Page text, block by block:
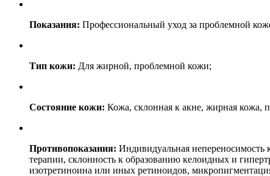
Показания: Профессиональный уход за проблемной
Тип кожи: Для жирной, проблемной кожи;
Состояние кожи: Кожа, склонная к акне, жирная кожа,
Противопоказания: Индивидуальная непереносимость
терапии, склонность к образованию келоидных и
изотретиноина или иных ретиноидов,